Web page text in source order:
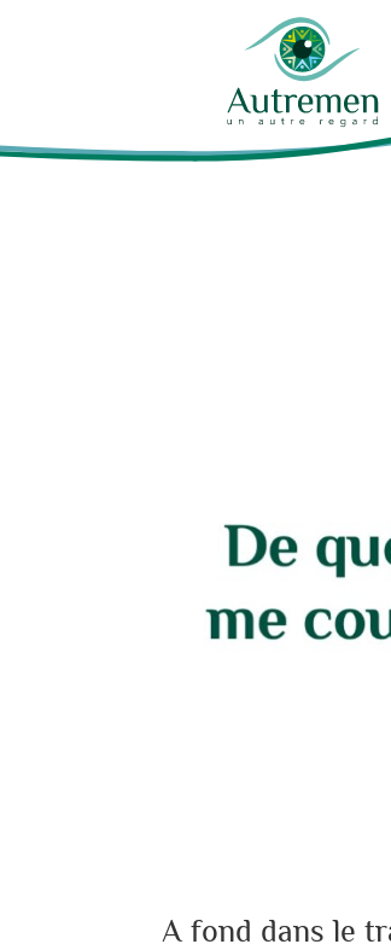
A fond dans le